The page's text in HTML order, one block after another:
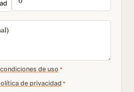
condiciones de uso *
de privacidad *